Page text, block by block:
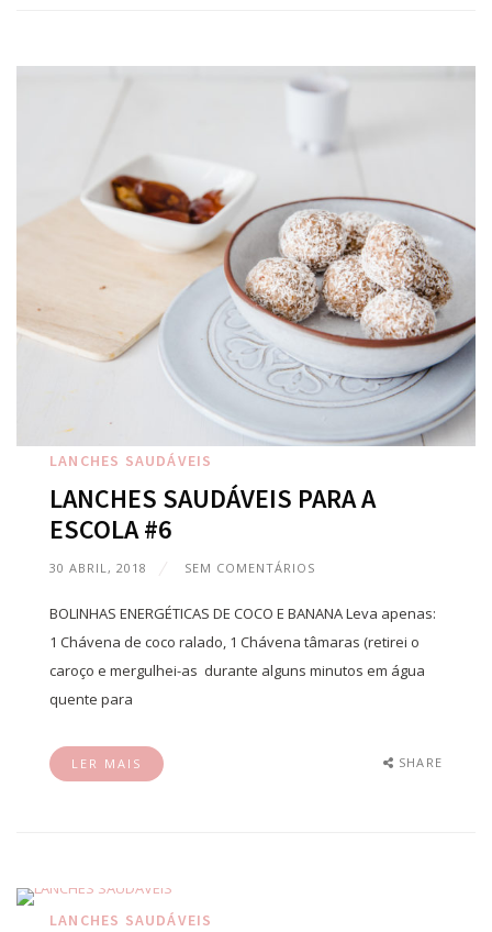
LANCHES SAUDÁVEIS
LANCHES SAUDÁVEIS PARA A
ESCOLA #6
30 ABRIL, 2018 SEM COMENTÁRIOS
BOLINHAS ENERGÉTICAS DE COCO E BANANA Leva apenas:
1 Chávena de coco ralado, 1 Chávena tâmaras (retirei o
caroço e mergulhei-as durante alguns minutos em água
quente para
LER MAIS SHARE
LANCHES SAUDÁVEIS